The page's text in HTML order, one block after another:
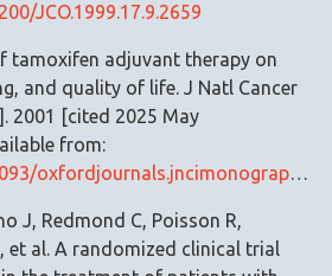
JCO.1999.17.9.2659
tamoxifen adjuvant therapy on
and quality of life. J Natl Cancer
2001 [cited 2025 May
from:
J, Redmond C, Poisson R,
et al. A randomized clinical trial